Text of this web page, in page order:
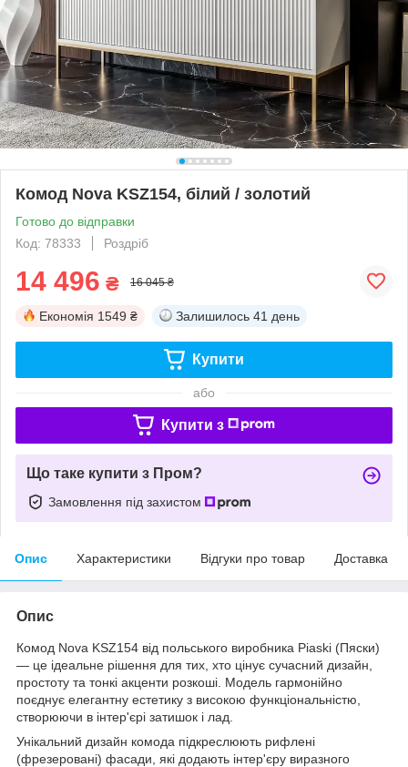
Комод Nova KSZ154, білий / золотий
Готово до відправки
Код: 78333
Роздріб
14 496 ₴ 16 045 ₴
Економія 1549 ₴ Залишилось 41 день
Купити
або
Купити з
Що таке купити з Пром?
Замовлення під захистом
Опис Характеристики Відгуки про товар Доставка
Опис
Комод Nova KSZ154 від польського виробника Piaski (Пяски)
— це ідеальне рішення для тих, хто цінує сучасний дизайн,
простоту та тонкі акценти розкоші. Модель гармонійно
поєднує елегантну естетику з високою функціональністю,
створюючи в інтер'єрі затишок і лад.
Унікальний дизайн комода підкреслюють рифлені
(фрезеровані) фасади, які додають інтер'єру виразного